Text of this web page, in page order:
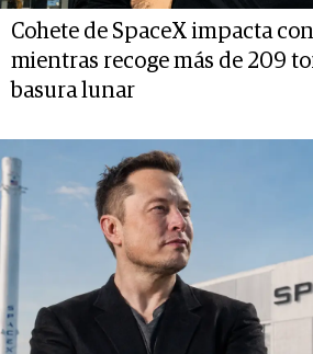
Cohete de SpaceX impacta
mientras recoge más de 209
basura lunar